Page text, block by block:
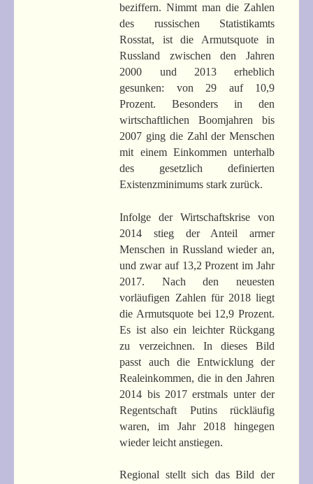
beziffern. Nimmt man die Zahlen
des russischen Statistikamts
Rosstat, ist die Armutsquote in
Russland zwischen den Jahren
2000 und 2013 erheblich
gesunken: von 29 auf 10,9
Prozent. Besonders in den
wirtschaftlichen Boomjahren bis
2007 ging die Zahl der Menschen
mit einem Einkommen unterhalb
des gesetzlich definierten
Existenzminimums stark zurück.
Infolge der Wirtschaftskrise von
2014 stieg der Anteil armer
Menschen in Russland wieder an,
und zwar auf 13,2 Prozent im Jahr
2017. Nach den neuesten
vorläufigen Zahlen für 2018 liegt
die Armutsquote bei 12,9 Prozent.
Es ist also ein leichter Rückgang
zu verzeichnen. In dieses Bild
passt auch die Entwicklung der
Realeinkommen, die in den Jahren
2014 bis 2017 erstmals unter der
Regentschaft Putins rückläufig
waren, im Jahr 2018 hingegen
wieder leicht anstiegen.
Regional stellt sich das Bild der